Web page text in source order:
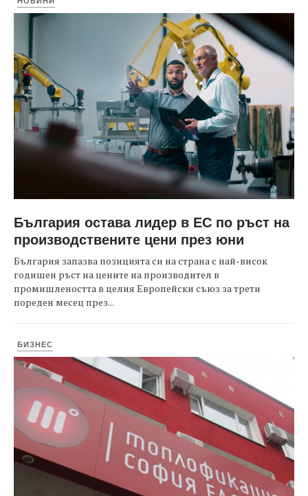
България остава лидер в ЕС по ръст на
производствените цени през юни
България запазва позицията си на страна с най-висок
годишен ръст на цените на производител в
промишлеността в целия Европейски съюз за трети
пореден месец през...
БИЗНЕС